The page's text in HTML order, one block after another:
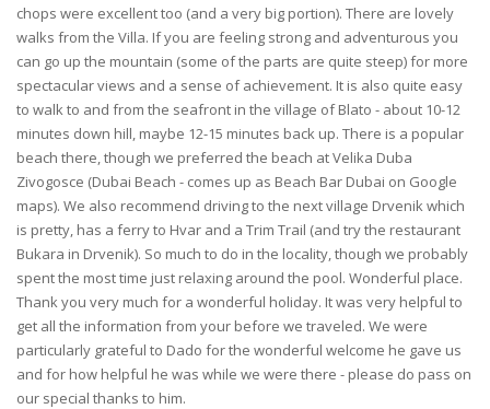
chops were excellent too (and a very big portion). There are lovely
walks from the Villa. If you are feeling strong and adventurous you
can go up the mountain (some of the parts are quite steep) for more
spectacular views and a sense of achievement. It is also quite easy
to walk to and from the seafront in the village of Blato - about 10-12
minutes down hill, maybe 12-15 minutes back up. There is a popular
beach there, though we preferred the beach at Velika Duba
Zivogosce (Dubai Beach - comes up as Beach Bar Dubai on Google
maps). We also recommend driving to the next village Drvenik which
is pretty, has a ferry to Hvar and a Trim Trail (and try the restaurant
Bukara in Drvenik). So much to do in the locality, though we probably
spent the most time just relaxing around the pool. Wonderful place.
Thank you very much for a wonderful holiday. It was very helpful to
get all the information from your before we traveled. We were
particularly grateful to Dado for the wonderful welcome he gave us
and for how helpful he was while we were there - please do pass on
our special thanks to him.